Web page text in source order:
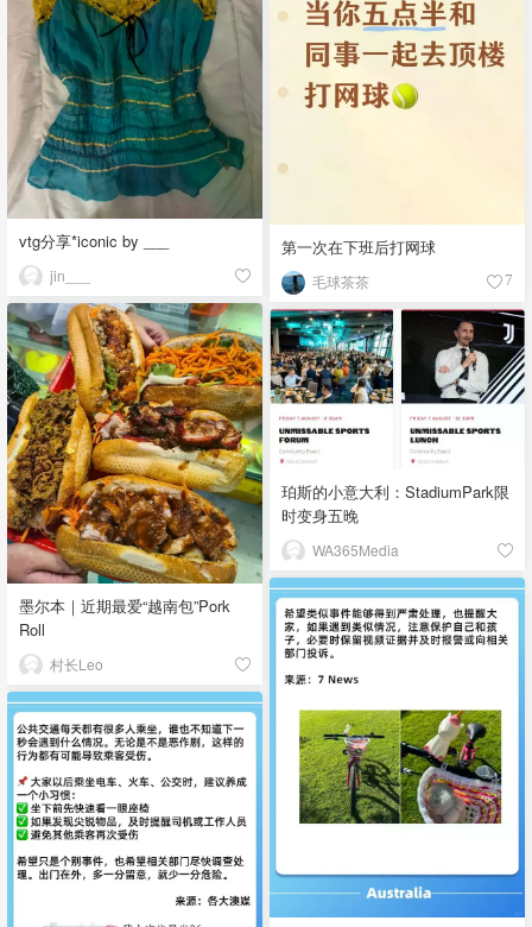
第一次在下班后打网球
毛球茶茶 7
vtg分享*iconic by ___
jin___
墨尔本｜近期最爱“越南包”Pork
Roll
村长Leo
珀斯的小意大利：StadiumPark限
时变身五晚
WA365Media